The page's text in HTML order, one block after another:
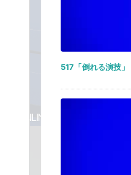
517「倒れる演技」